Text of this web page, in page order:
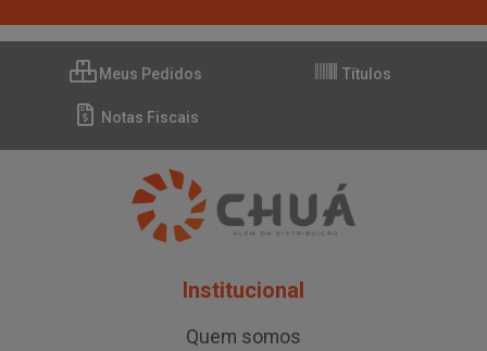
Meus Pedidos Títulos
Notas Fiscais
Institucional
Quem somos